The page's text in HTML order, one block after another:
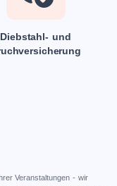
Diebstahl- und
Veranstaltungen - wir